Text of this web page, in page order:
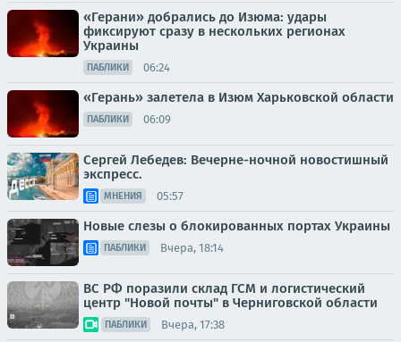
«Герани» добрались до Изюма: удары
фиксируют сразу в нескольких регионах
Украины
ПАБЛИКИ 06:24
«Герань» залетела в Изюм Харьковской области
ПАБЛИКИ 06:09
Сергей Лебедев: Вечерне-ночной новостишный
экспресс.
МНЕНИЯ 05:57
Новые слезы о блокированных портах Украины
ПАБЛИКИ Вчера, 18:14
ВС РФ поразили склад ГСМ и логистический
центр "Новой почты" в Черниговской области
ПАБЛИКИ Вчера, 17:38